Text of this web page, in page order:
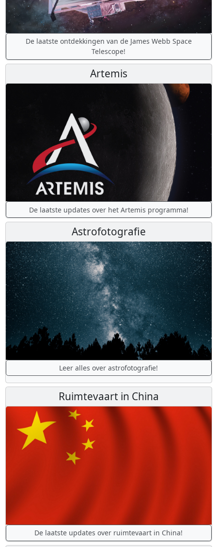
De laatste ontdekkingen van de James Webb Space
Telescope!
Artemis
De laatste updates over het Artemis programma!
Astrofotografie
Leer alles over astrofotografie!
Ruimtevaart in China
De laatste updates over ruimtevaart in China!